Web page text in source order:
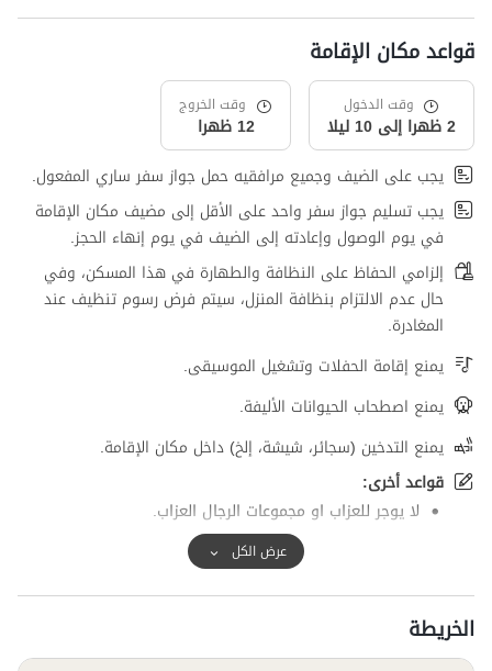
قواعد مكان الإقامة
وقت الدخول
2 ظهرا إلى 10 ليلا
وقت الخروج
12 ظهرا
يجب على الضيف وجميع مرافقيه حمل جواز سفر ساري المفعول.
يجب تسليم جواز سفر واحد على الأقل إلى مضيف مكان الإقامة
في يوم الوصول وإعادته إلى الضيف في يوم إنهاء الحجز.
إلزامي الحفاظ على النظافة والطهارة في هذا المسكن، وفي
حال عدم الالتزام بنظافة المنزل، سيتم فرض رسوم تنظيف عند
المغادرة.
يمنع إقامة الحفلات وتشغيل الموسيقى.
يمنع اصطحاب الحيوانات الأليفة.
يمنع التدخين (سجائر، شيشة، إلخ) داخل مكان الإقامة.
قواعد أخرى:
لا یوجر للعزاب او مجموعات الرجال العزاب.
عرض الكل
الخريطة